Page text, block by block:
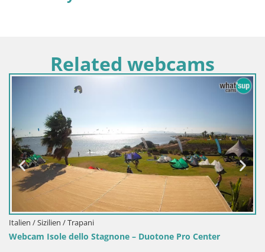
Related webcams
Pro Center
Webcam Terza Spiaggia Golfo Aranci –